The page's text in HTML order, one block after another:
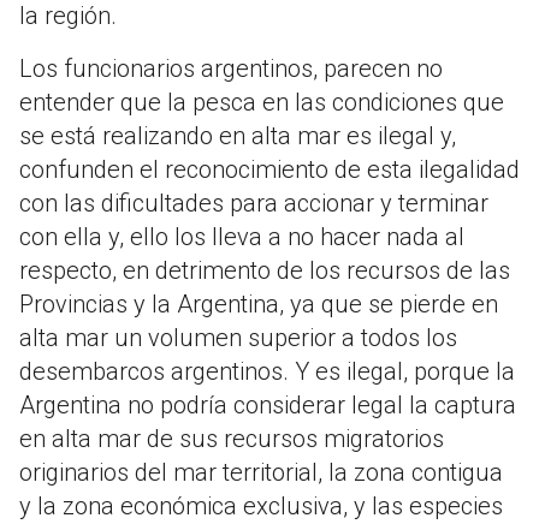
la región.
Los funcionarios argentinos, parecen no
entender que la pesca en las condiciones que
se está realizando en alta mar es ilegal y,
confunden el reconocimiento de esta ilegalidad
con las dificultades para accionar y terminar
con ella y, ello los lleva a no hacer nada al
respecto, en detrimento de los recursos de las
Provincias y la Argentina, ya que se pierde en
alta mar un volumen superior a todos los
desembarcos argentinos. Y es ilegal, porque la
Argentina no podría considerar legal la captura
en alta mar de sus recursos migratorios
originarios del mar territorial, la zona contigua
y la zona económica exclusiva, y las especies